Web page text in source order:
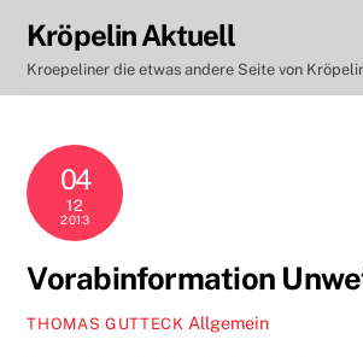
content
Kröpelin Aktuell
Kroepeliner die etwas andere Seite von
04
12
2013
Vorabinformation
THOMAS GUTTECK Allgemein